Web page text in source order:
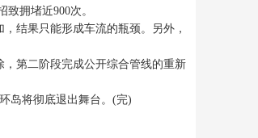
拥堵近900次。
结果只能形成车流的瓶颈。另外，
第二阶段完成公开综合管线的重新
岛将彻底退出舞台。(完)